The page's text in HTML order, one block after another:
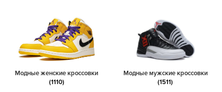
Модные женские кроссовки
(1110)
Модные мужские кроссовки
(1511)